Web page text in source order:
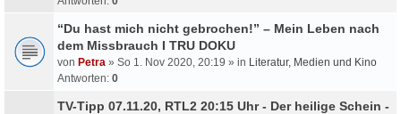
“Du hast mich nicht gebrochen!” – Mein Leben nach
dem Missbrauch I TRU DOKU
von Petra » So 1. Nov 2020, 20:19 » in Literatur, Medien und Kino
Antworten: 0
TV-Tipp 07.11.20, RTL2 20:15 Uhr - Der heilige Schein -